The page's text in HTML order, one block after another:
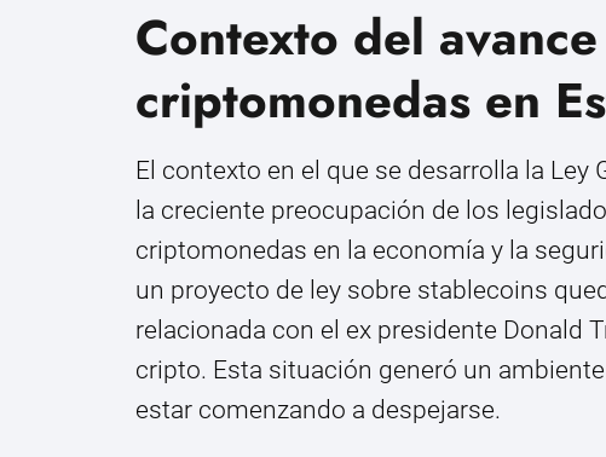
Contexto del
criptomonedas en
El contexto en el que se desarrolla la Ley
la creciente preocupación de los
criptomonedas en la economía y la
un proyecto de ley sobre stablecoins
relacionada con el ex presidente Donald
cripto. Esta situación generó un
estar comenzando a despejarse.